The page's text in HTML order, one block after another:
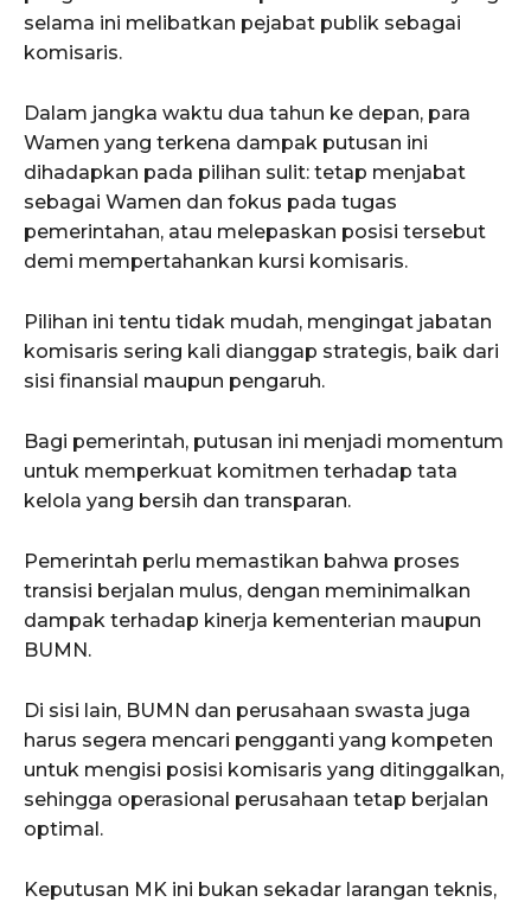
selama ini melibatkan pejabat publik sebagai
komisaris.
Dalam jangka waktu dua tahun ke depan, para
Wamen yang terkena dampak putusan ini
dihadapkan pada pilihan sulit: tetap menjabat
sebagai Wamen dan fokus pada tugas
pemerintahan, atau melepaskan posisi tersebut
demi mempertahankan kursi komisaris.
Pilihan ini tentu tidak mudah, mengingat jabatan
komisaris sering kali dianggap strategis, baik dari
sisi finansial maupun pengaruh.
Bagi pemerintah, putusan ini menjadi momentum
untuk memperkuat komitmen terhadap tata
kelola yang bersih dan transparan.
Pemerintah perlu memastikan bahwa proses
transisi berjalan mulus, dengan meminimalkan
dampak terhadap kinerja kementerian maupun
BUMN.
Di sisi lain, BUMN dan perusahaan swasta juga
harus segera mencari pengganti yang kompeten
untuk mengisi posisi komisaris yang ditinggalkan,
sehingga operasional perusahaan tetap berjalan
optimal.
Keputusan MK ini bukan sekadar larangan teknis,